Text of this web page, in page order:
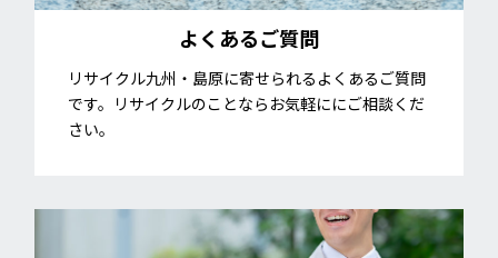
よくあるご質問
リサイクル九州・島原に寄せられるよくあるご質問
です。リサイクルのことならお気軽ににご相談くだ
さい。